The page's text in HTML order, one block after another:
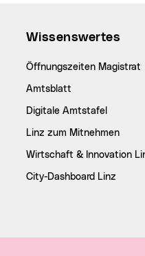
Wissenswertes
Öffnungszeiten Magistrat
Amtsblatt
Digitale Amtstafel
Linz zum Mitnehmen
Wirtschaft & Innovation
City-Dashboard Linz